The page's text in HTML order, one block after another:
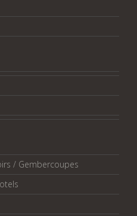
/ Gembercoupes